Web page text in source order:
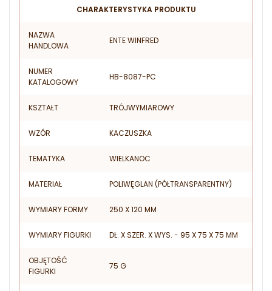
CHARAKTERYSTYKA PRODUKTU
NAZWA
HANDLOWA
ENTE WINFRED
NUMER
KATALOGOWY
HB-8087-PC
KSZTAŁT TRÓJWYMIAROWY
WZÓR KACZUSZKA
TEMATYKA WIELKANOC
MATERIAŁ POLIWĘGLAN (PÓŁTRANSPARENTNY)
WYMIARY FORMY 250 X 120 MM
WYMIARY FIGURKI DŁ. X SZER. X WYS. - 95 X 75 X 75 MM
OBJĘTOŚĆ
FIGURKI
75 G